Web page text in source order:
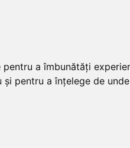
a îmbunătăți
pentru a înțelege de